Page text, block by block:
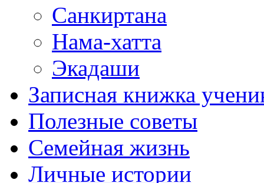
Санкиртана
Нама-хатта
Экадаши
Записная книжка
Полезные советы
Семейная жизнь
Личные истории